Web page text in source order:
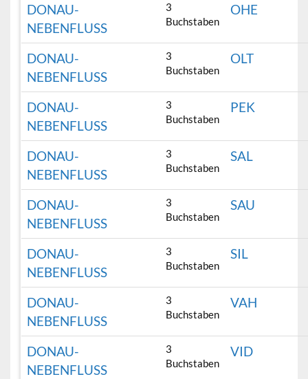
DONAU-
NEBENFLUSS
3
Buchstaben
OHE
DONAU-
NEBENFLUSS
3
Buchstaben
OLT
DONAU-
NEBENFLUSS
3
Buchstaben
PEK
DONAU-
NEBENFLUSS
3
Buchstaben
SAL
DONAU-
NEBENFLUSS
3
Buchstaben
SAU
DONAU-
NEBENFLUSS
3
Buchstaben
SIL
DONAU-
NEBENFLUSS
3
Buchstaben
VAH
DONAU-
NEBENFLUSS
3
Buchstaben
VID